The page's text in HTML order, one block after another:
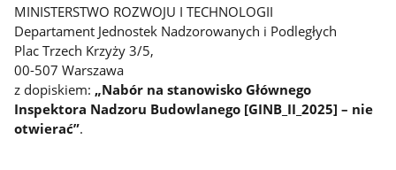
MINISTERSTWO ROZWOJU I TECHNOLOGII
Departament Jednostek Nadzorowanych i Podległych
Plac Trzech Krzyży 3/5,
00-507 Warszawa
z dopiskiem: „Nabór na stanowisko Głównego
Inspektora Nadzoru Budowlanego [GINB_II_2025] – nie
otwierać”.